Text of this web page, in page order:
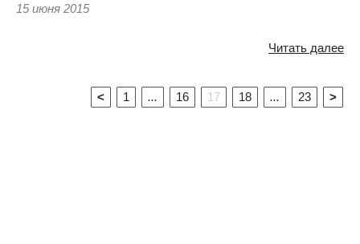
15 июня 2015
Читать далее
< 1 ... 16 17 18 ... 23 >